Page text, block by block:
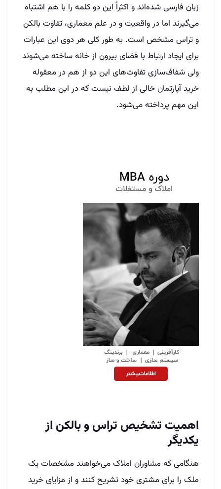
زبان فارسی شده‌اند و اکثراً این دو کلمه را با هم اشتباه
می‌گیرند اما در واقعیت و در علم معماری، تفاوت بالکن
و تراس مشخص است. به طور کلی هر دوی این عبارات
برای ایجاد ارتباط با فضای بیرون از خانه ساخته می‌شوند
ولی شفاف‌سازی تفاوت‌های این دو از هم در معقوله
خرید آپارتمان خالی از لطف نیست که در این مطلب به
این مهم پرداخته می‌شود.
اهمیت تشخیص تراس و بالکن از
یکدیگر
هنگامی که مشاوران املاک می‌خواهند مشخصات یک
ملک را برای مشتری خود تشریح کنند و از مزایای خرید